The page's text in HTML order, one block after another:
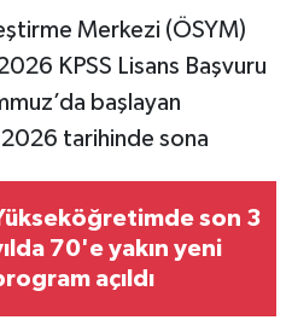
Merkezi (ÖSYM)
KPSS Lisans Başvuru
başlayan
2026 tarihinde sona
son 3
70'e yakın yeni
açıldı